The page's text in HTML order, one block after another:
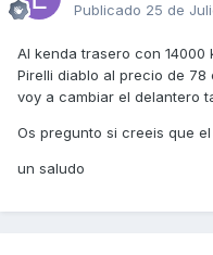
Publicado 25 de
Al kenda trasero con
Pirelli diablo al precio de
voy a cambiar el delantero
Os pregunto si creeis que
un saludo